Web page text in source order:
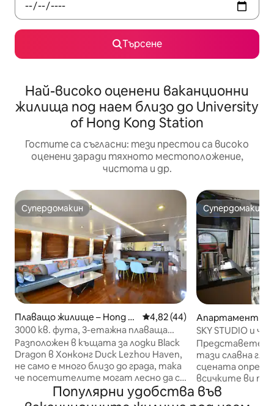
Търсене
Най-високо оценени ваканционни
жилища под наем близо до University
of Hong Kong Station
Гостите са съгласни: тези престои са високо
оценени заради тяхното местоположение,
чистота и др.
Супердомакин
Супердомакин
Плаващо жилище – Hong K
ong
Средна оценка: 4,82 от 5,
4,82 (44)
3000 кв. фута, 3-етажна плаваща
къща – Черен дракон
Разположен в къщата за лодки Black
Dragon в Хонконг Duck Lezhou Haven,
не само е много близо до града, така
че посетителите могат лесно да се
ориентират между оживения град и
спокойното морско пристанище, но
Супердомакин
Супердомакин
Апартамент –
SKY STUDIO и
Представете
тази славна
сцената
всичките ви
Този
последния
Популярни удобства във